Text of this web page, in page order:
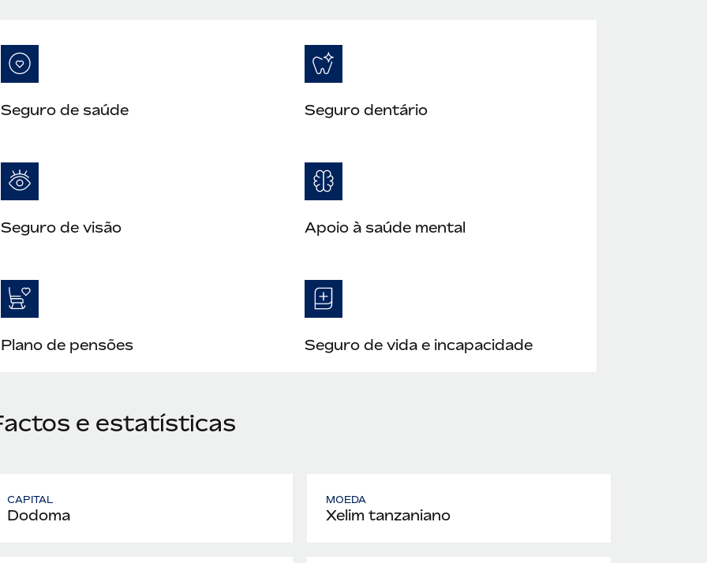
Seguro de saúde Seguro dentário
Seguro de visão Apoio à saúde mental
Plano de pensões Seguro de vida e incapacidade
e estatísticas
CAPITAL
Dodoma
MOEDA
Xelim tanzaniano